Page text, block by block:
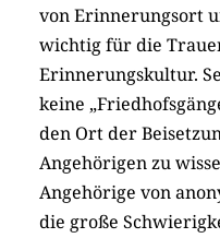
von Erinnerungsort
wichtig für die
Erinnerungskultur.
keine
den Ort der
Angehörigen zu
Angehörige von
die große